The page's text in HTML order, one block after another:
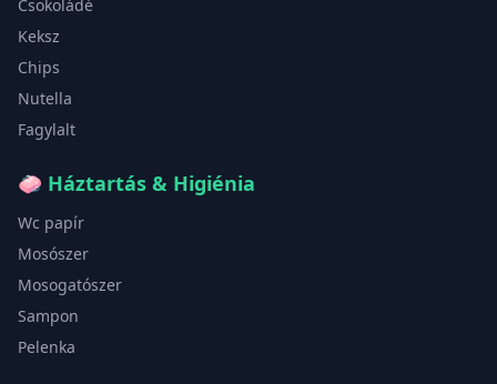
Csokoládé
Keksz
Chips
Nutella
Fagylalt
🧼 Háztartás & Higiénia
Wc papír
Mosószer
Mosogatószer
Sampon
Pelenka